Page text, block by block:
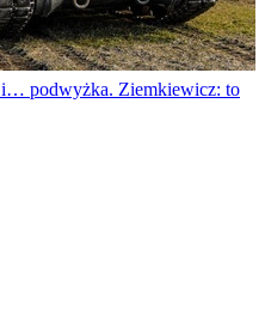
i… podwyżka. Ziemkiewicz: to